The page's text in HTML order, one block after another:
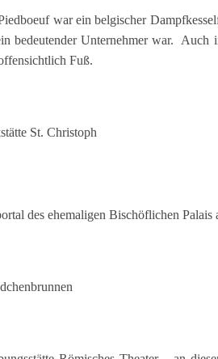
war ein belgischer
bedeutender Unternehmer war. Auch
Fuß.
St. Christoph
des ehemaligen Bischöflichen